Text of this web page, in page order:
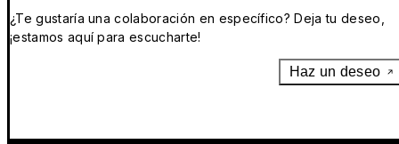
¿Te gustaría una colaboración en específico? Deja tu deseo,
¡estamos aquí para escucharte!
Haz un deseo